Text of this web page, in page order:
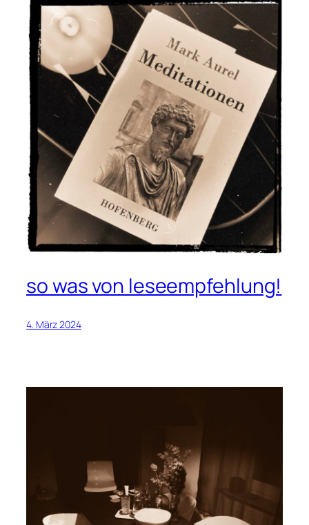
so was von leseempfehlung!
4. März 2024